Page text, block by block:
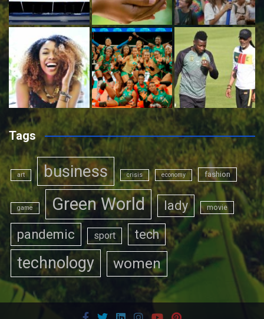
Tags
art business crisis economy fashion
game Green World lady movie
pandemic sport tech
technology women